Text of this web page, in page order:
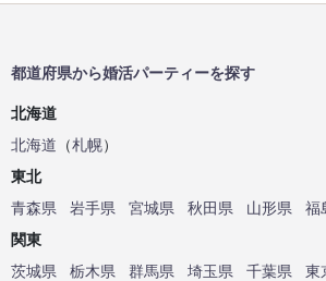
都道府県から婚活パーティーを探す
北海道
北海道 （札幌）
東北
青森県
岩手県 宮城県 秋田県 山形県
福
関東
茨城県
栃木県 群馬県 埼玉県 千葉県
東